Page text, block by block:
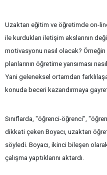
Uzaktan eğitim ve öğretimde on-
ile kurdukları iletişim akslarının
motivasyonu nasıl olacak?
planlarının öğretime yansıması
Yani geleneksel ortamdan
konuda beceri kazandırmaya
Sınıflarda, "öğrenci-öğrenci",
dikkati çeken Boyacı, uzaktan
söyledi. Boyacı, ikinci bileşen
çalışma yaptıklarını aktardı.